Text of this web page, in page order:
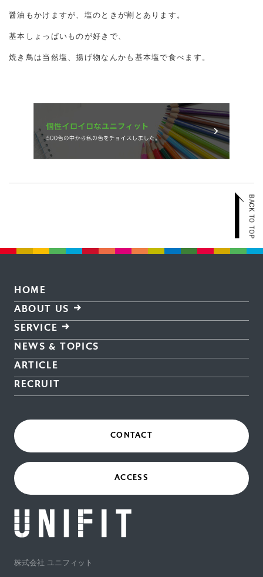
醤油もかけますが、塩のときが割とあります。
基本しょっぱいものが好きで、
焼き鳥は当然塩、揚げ物なんかも基本塩で食べます。
HOME
ABOUT US
SERVICE
NEWS & TOPICS
ARTICLE
RECRUIT
CONTACT
ACCESS
株式会社 ユニフィット